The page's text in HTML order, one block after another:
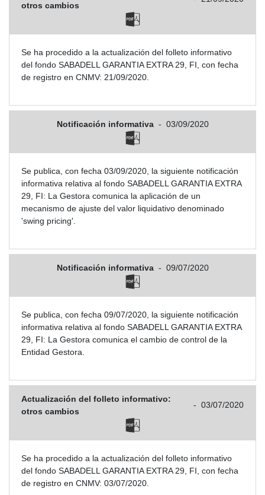
otros cambios
Se ha procedido a la actualización del folleto informativo
del fondo SABADELL GARANTIA EXTRA 29, FI, con fecha
de registro en CNMV: 21/09/2020.
Notificación informativa - 03/09/2020
Se publica, con fecha 03/09/2020, la siguiente notificación
informativa relativa al fondo SABADELL GARANTIA EXTRA
29, FI: La Gestora comunica la aplicación de un
mecanismo de ajuste del valor liquidativo denominado
'swing pricing'.
Notificación informativa - 09/07/2020
Se publica, con fecha 09/07/2020, la siguiente notificación
informativa relativa al fondo SABADELL GARANTIA EXTRA
29, FI: La Gestora comunica el cambio de control de la
Entidad Gestora.
Actualización del folleto informativo:
otros cambios
- 03/07/2020
Se ha procedido a la actualización del folleto informativo
del fondo SABADELL GARANTIA EXTRA 29, FI, con fecha
de registro en CNMV: 03/07/2020.